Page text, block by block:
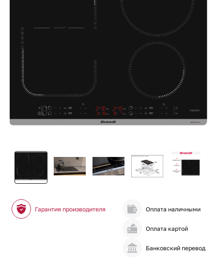
Гарантия производителя Оплата наличными
Оплата картой
Банковский перевод